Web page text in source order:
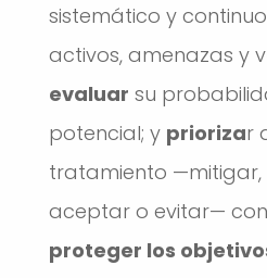
sistemático y
activos, amenazas y
evaluar su
potencial; y priorizar
tratamiento —mitigar,
aceptar o evitar—
proteger los